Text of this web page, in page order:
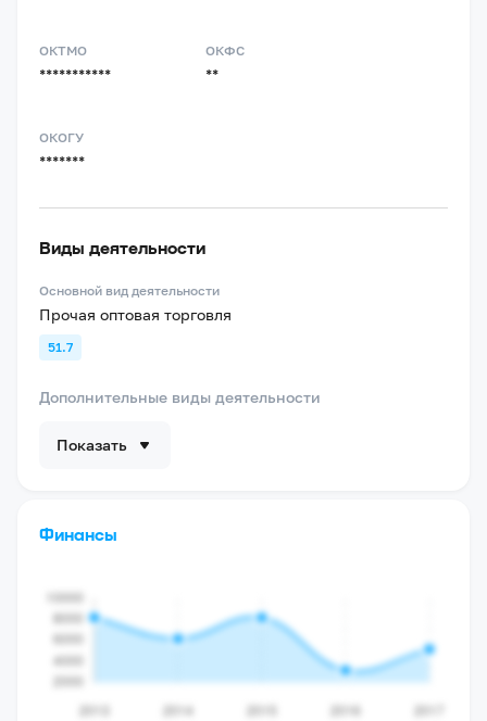
ОКТМО
***********
ОКФС
**
ОКОГУ
*******
Виды деятельности
Основной вид деятельности
Прочая оптовая торговля
51.7
Дополнительные виды деятельности
Показать
Финансы